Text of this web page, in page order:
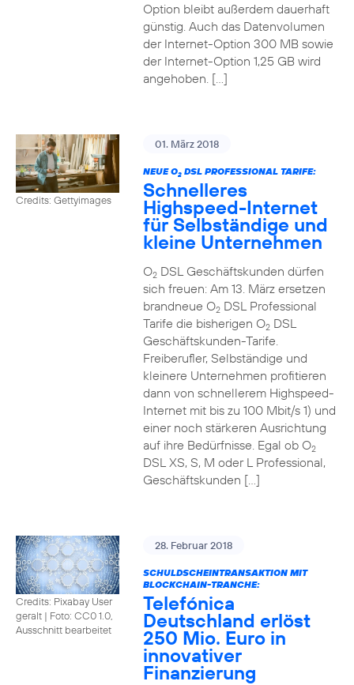
Option bleibt außerdem dauerhaft
günstig. Auch das Datenvolumen
der Internet-Option 300 MB sowie
der Internet-Option 1,25 GB wird
angehoben. […]
Credits: Gettyimages
01. März 2018
NEUE O2DSL PROFESSIONAL TARIFE:
Schnelleres
Highspeed-Internet
für Selbständige und
kleine Unternehmen
O2DSL Geschäftskunden dürfen
sich freuen: Am 13. März ersetzen
brandneue O2DSL Professional
Tarife die bisherigen O2DSL
Geschäftskunden-Tarife.
Freiberufler, Selbständige und
kleinere Unternehmen profitieren
dann von schnellerem Highspeed-
Internet mit bis zu 100 Mbit/s 1) und
einer noch stärkeren Ausrichtung
auf ihre Bedürfnisse. Egal ob O2
DSL XS, S, M oder L Professional,
Geschäftskunden […]
Credits: Pixabay User
geralt | Foto: CC0 1.0,
Ausschnitt bearbeitet
28. Februar 2018
SCHULDSCHEINTRANSAKTION MIT
BLOCKCHAIN-TRANCHE:
Telefónica
Deutschland erlöst
250 Mio. Euro in
innovativer
Finanzierung